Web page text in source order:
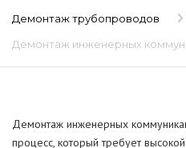
Демонтаж трубопроводов
Демонтаж инженерных
Демонтаж инженерных
процесс, который требует